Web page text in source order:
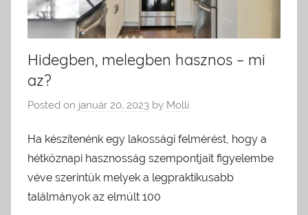
Hidegben, melegben hasznos – mi
az?
Posted on január 20, 2023 by Molli
Ha készítenénk egy lakossági felmérést, hogy a
hétköznapi hasznosság szempontjait figyelembe
véve szerintük melyek a legpraktikusabb
találmányok az elmúlt 100